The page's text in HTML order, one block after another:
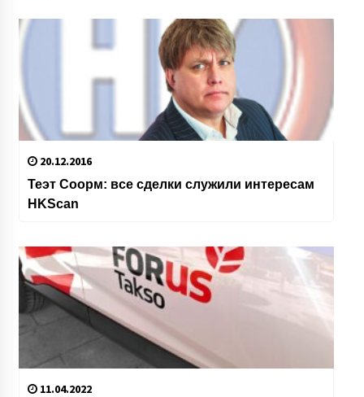
20.12.2016
Теэт Соорм: все сделки служили интересам
HKScan
11.04.2022